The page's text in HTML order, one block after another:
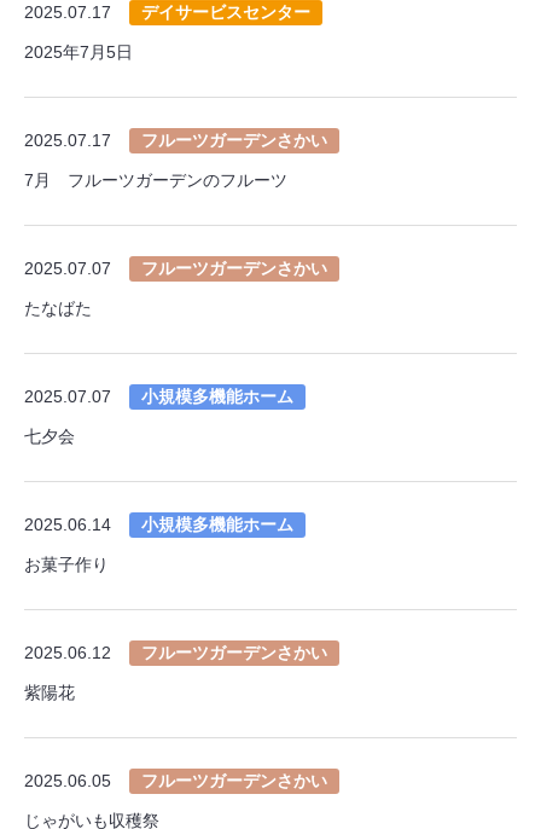
2025.07.17 デイサービスセンター
2025年7月5日
2025.07.17 フルーツガーデンさかい
7月 フルーツガーデンのフルーツ
2025.07.07 フルーツガーデンさかい
たなばた
2025.07.07 小規模多機能ホーム
七夕会
2025.06.14 小規模多機能ホーム
お菓子作り
2025.06.12 フルーツガーデンさかい
紫陽花
2025.06.05 フルーツガーデンさかい
じゃがいも収穫祭